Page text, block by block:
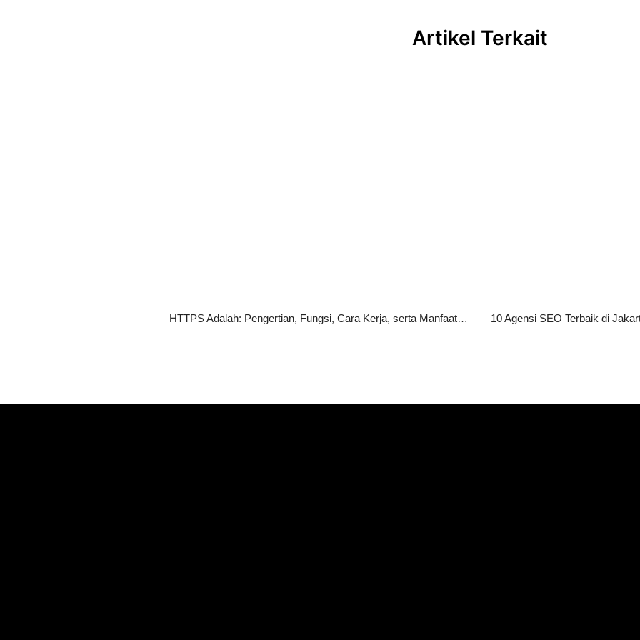
Artikel Terkait
HTTPS Adalah: Pengertian, Fungsi, Cara Kerja, serta Manfaatnya bagi Website